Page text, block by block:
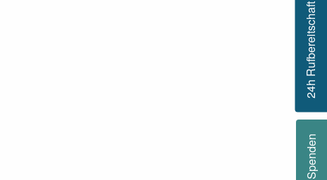
24h Rufbereitschaft
Spenden